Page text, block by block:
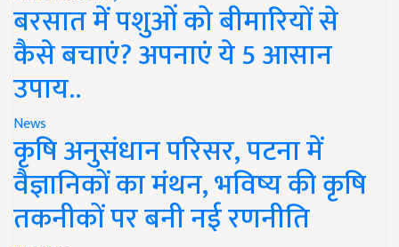
बरसात में पशुओं को बीमारियों से
कैसे बचाएं? अपनाएं ये 5 आसान
उपाय..
News
कृषि अनुसंधान परिसर, पटना में
वैज्ञानिकों का मंथन, भविष्य की कृषि
तकनीकों पर बनी नई रणनीति